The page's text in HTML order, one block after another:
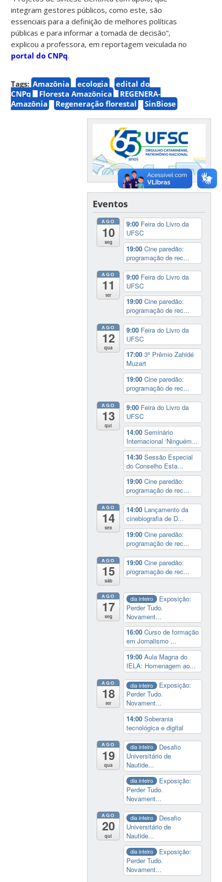
integram gestores públicos, como este, são
essenciais para a definição de melhores políticas
públicas e para informar a tomada de decisão”,
explicou a professora, em reportagem veiculada no
portal do CNPq.
Tags: Amazônia ecologia
edital do
CNPq
Floresta Amazônica
REGENERA-
Amazônia
Regeneração florestal SinBiose
Eventos
AGO
10
seg
9:00 Feira do Livro da
UFSC
19:00Cine paredão:
programação de rec...
AGO
11
ter
9:00 Feira do Livro da
UFSC
19:00Cine paredão:
programação de rec...
AGO
12
qua
9:00 Feira do Livro da
UFSC
17:003º Prêmio Zahidé
Muzart
19:00Cine paredão:
programação de rec...
AGO
13
qui
9:00 Feira do Livro da
UFSC
14:00Seminário
Internacional ‘Ninguém...
14:30Sessão Especial
do Conselho Esta...
19:00Cine paredão:
programação de rec...
AGO
14
sex
14:00 Lançamento da
cinebiografia de D...
19:00Cine paredão:
programação de rec...
AGO
15
sáb
19:00Cine paredão:
programação de rec...
AGO
17
seg
dia inteiro
Exposição:
Perder Tudo.
Novament...
16:00Curso de formação
em Jornalismo ...
19:00Aula Magna do
IELA: Homenagem ao...
AGO
18
ter
dia inteiro
Exposição:
Perder Tudo.
Novament...
14:00Soberania
tecnológica e digital
AGO
19
qua
dia inteiro
Desafio
Universitário de
Nautide...
dia inteiro
Exposição:
Perder Tudo.
Novament...
AGO
20
qui
dia inteiro
Desafio
Universitário de
Nautide...
dia inteiro
Exposição:
Perder Tudo.
Novament...